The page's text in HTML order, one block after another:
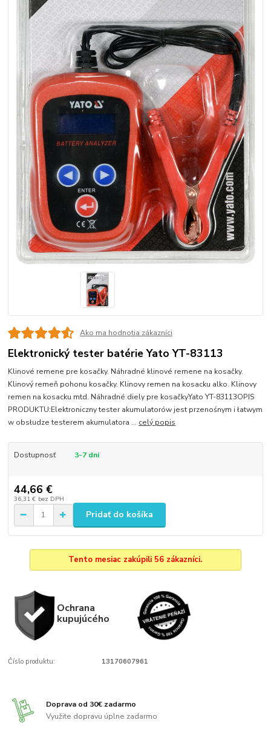
Ako ma hodnotia zákazníci
Elektronický tester batérie Yato YT-83113
Klinové remene pre kosačky. Náhradné klinové remene na kosačky.
Klinový remeň pohonu kosačky. Klinovy remen na kosacku alko. Klinovy
remen na kosacku mtd. Náhradné diely pre kosačkyYato YT-83113OPIS
PRODUKTU:Elektroniczny tester akumulatorów jest przenośnym i łatwym
w obsłudze testerem akumulatora ... celý popis
Dostupnosť 3-7 dni
44,66 €
36,31 € bez DPH
Pridať do košíka
Tento mesiac zakúpili 56 zákazníci.
Ochrana
kupujúcého
Číslo produktu: 13170607961
Doprava od 30€ zadarmo
Využite dopravu úplne zadarmo